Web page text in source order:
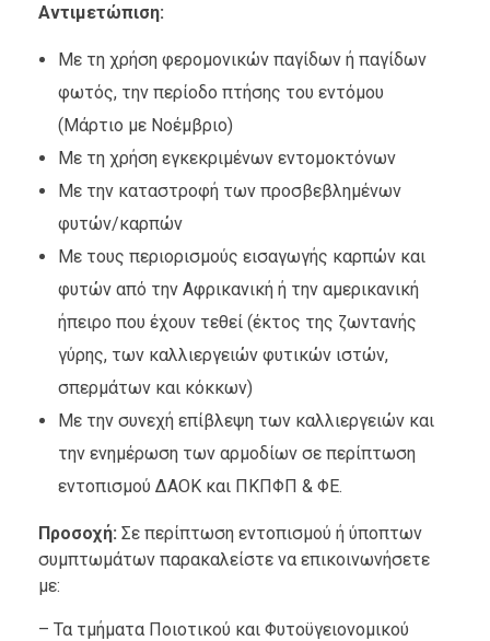
Αντιμετώπιση:
Με τη χρήση φερομονικών παγίδων ή παγίδων
φωτός, την περίοδο πτήσης του εντόμου
(Μάρτιο με Νοέμβριο)
Με τη χρήση εγκεκριμένων εντομοκτόνων
Με την καταστροφή των προσβεβλημένων
φυτών/καρπών
Με τους περιορισμούς εισαγωγής καρπών και
φυτών από την Αφρικανική ή την αμερικανική
ήπειρο που έχουν τεθεί (έκτος της ζωντανής
γύρης, των καλλιεργειών φυτικών ιστών,
σπερμάτων και κόκκων)
Με την συνεχή επίβλεψη των καλλιεργειών και
την ενημέρωση των αρμοδίων σε περίπτωση
εντοπισμού ΔΑΟΚ και ΠΚΠΦΠ & ΦΕ.
Προσοχή: Σε περίπτωση εντοπισμού ή ύποπτων
συμπτωμάτων παρακαλείστε να επικοινωνήσετε
με:
– Τα τμήματα Ποιοτικού και Φυτοϋγειονομικού